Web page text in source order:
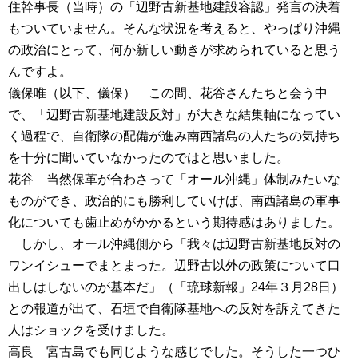
住幹事長（当時）の「辺野古新基地建設容認」発言の決着
もついていません。そんな状況を考えると、やっぱり沖縄
の政治にとって、何か新しい動きが求められていると思う
んですよ。
儀保唯（以下、儀保） この間、花谷さんたちと会う中
で、「辺野古新基地建設反対」が大きな結集軸になってい
く過程で、自衛隊の配備が進み南西諸島の人たちの気持ち
を十分に聞いていなかったのではと思いました。
花谷 当然保革が合わさって「オール沖縄」体制みたいな
ものができ、政治的にも勝利していけば、南西諸島の軍事
化についても歯止めがかかるという期待感はありました。
しかし、オール沖縄側から「我々は辺野古新基地反対の
ワンイシューでまとまった。辺野古以外の政策について口
出しはしないのが基本だ」（「琉球新報」24年３月28日）
との報道が出て、石垣で自衛隊基地への反対を訴えてきた
人はショックを受けました。
高良 宮古島でも同じような感じでした。そうした一つひ